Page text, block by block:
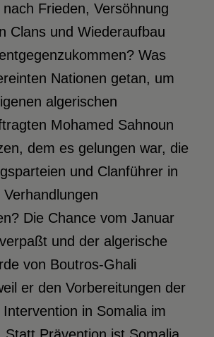
Frieden, Versöhnung
Clans und Wiederaufbau
Was
Nationen getan, um
algerischen
Mohamed Sahnoun
dem es gelungen war, die
und Clanführer in
Die Chance vom Januar
und der algerische
von Boutros-Ghali
er den Vorbereitungen der
in Somalia im